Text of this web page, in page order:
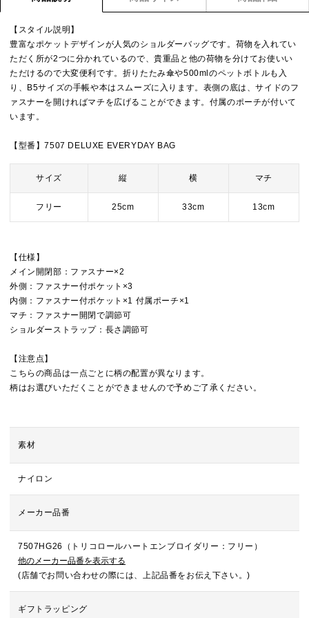
【スタイル説明】
豊富なポケットデザインが人気のショルダーバッグです。荷物を入れてい
ただく所が2つに分かれているので、貴重品と他の荷物を分けてお使いい
ただけるので大変便利です。折りたたみ傘や500mlのペットボトルも入
り、B5サイズの手帳や本はスムーズに入ります。表側の底は、サイドのフ
ァスナーを開ければマチを広げることができます。付属のポーチが付いて
います。
【型番】7507 DELUXE EVERYDAY BAG
サイズ 縦 横 マチ
フリー 25cm 33cm 13cm
【仕様】
メイン開閉部：ファスナー×2
外側：ファスナー付ポケット×3
内側：ファスナー付ポケット×1 付属ポーチ×1
マチ：ファスナー開閉で調節可
ショルダーストラップ：長さ調節可
【注意点】
こちらの商品は一点ごとに柄の配置が異なります。
柄はお選びいただくことができませんので予めご了承ください。
素材
ナイロン
メーカー品番
7507HG26（トリコロールハートエンブロイダリー：フリー）
他のメーカー品番を表示する
(店舗でお問い合わせの際には、上記品番をお伝え下さい。)
ギフトラッピング